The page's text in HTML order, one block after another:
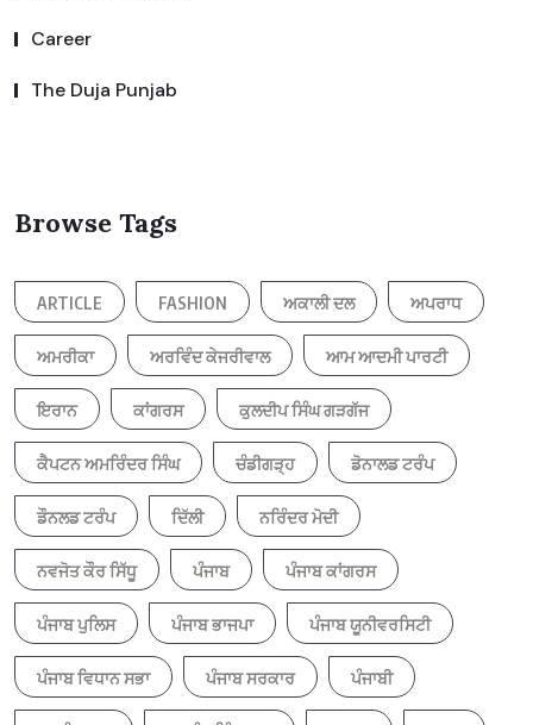
Career
The Duja Punjab
Browse Tags
ARTICLE FASHION ਅਕਾਲੀ ਦਲ ਅਪਰਾਧ
ਅਮਰੀਕਾ ਅਰਵਿੰਦ ਕੇਜਰੀਵਾਲ ਆਮ ਆਦਮੀ ਪਾਰਟੀ
ਇਰਾਨ ਕਾਂਗਰਸ ਕੁਲਦੀਪ ਸਿੰਘ ਗੜਗੱਜ
ਕੈਪਟਨ ਅਮਰਿੰਦਰ ਸਿੰਘ ਚੰਡੀਗੜ੍ਹ ਡੋਨਾਲਡ ਟਰੰਪ
ਡੌਨਲਡ ਟਰੰਪ ਦਿੱਲੀ ਨਰਿੰਦਰ ਮੋਦੀ
ਨਵਜੋਤ ਕੌਰ ਸਿੱਧੂ ਪੰਜਾਬ ਪੰਜਾਬ ਕਾਂਗਰਸ
ਪੰਜਾਬ ਪੁਲਿਸ ਪੰਜਾਬ ਭਾਜਪਾ ਪੰਜਾਬ ਯੂਨੀਵਰਸਿਟੀ
ਪੰਜਾਬ ਵਿਧਾਨ ਸਭਾ ਪੰਜਾਬ ਸਰਕਾਰ ਪੰਜਾਬੀ